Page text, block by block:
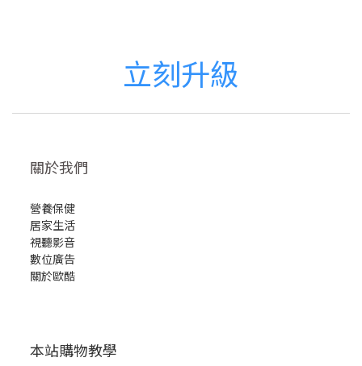
立刻升級
關於我們
營養保健
居家生活
視聽影音
數位廣告
關於歐酷
本站購物教學